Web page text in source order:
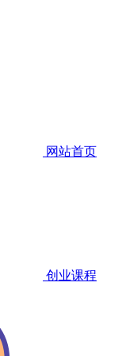
网站首页
创业课程